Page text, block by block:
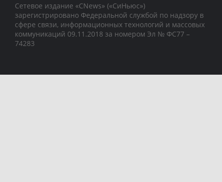
Сетевое издание «CNews» («СиНьюс»)
зарегистрировано Федеральной службой по надзору в
сфере связи, информационных технологий и массовых
коммуникаций 09.11.2018 за номером Эл № ФС77 –
74283